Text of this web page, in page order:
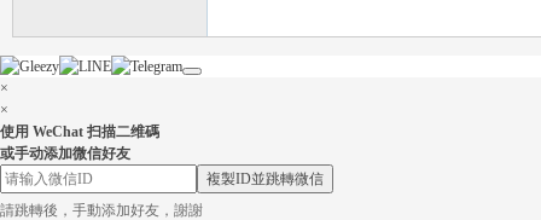
茶
×
×
使用 WeChat 扫描二维碼
或手动添加微信好友
複製ID並跳轉微信
請跳轉後，手動添加好友，謝謝